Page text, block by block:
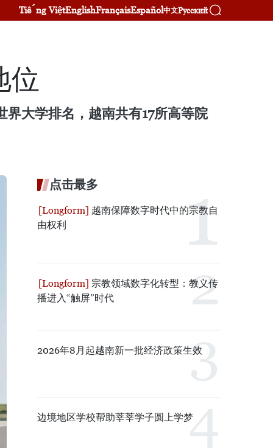
Tiếng ViệtEnglishFrançaisEspañol中文Русский
位
大学排名，越南共有17所高等院
点击最多
越南保障数字时代中的宗教自
由权利
宗教领域数字化转型：教义传
播进入“触屏”时代
2026年8月起越南新一批经济政策生效
边境地区学校帮助莘莘学子圆上学梦